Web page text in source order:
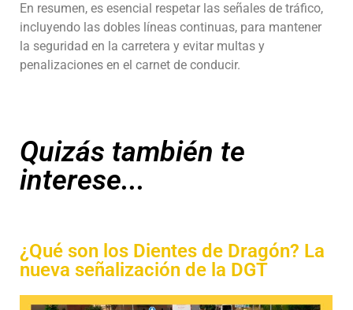
En resumen, es esencial respetar las señales de tráfico,
incluyendo las dobles líneas continuas, para mantener
la seguridad en la carretera y evitar multas y
penalizaciones en el carnet de conducir.
Quizás también te
interese...
¿Qué son los Dientes de Dragón? La
nueva señalización de la DGT